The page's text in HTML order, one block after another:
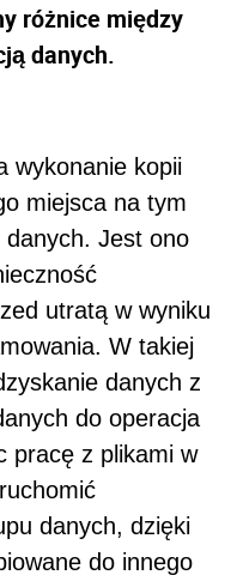
różnice między
danych.
wykonanie kopii
miejsca na tym
Jest ono
utratą w wyniku
W takiej
danych z
do operacja
pracę z plikami w
danych, dzięki
do innego